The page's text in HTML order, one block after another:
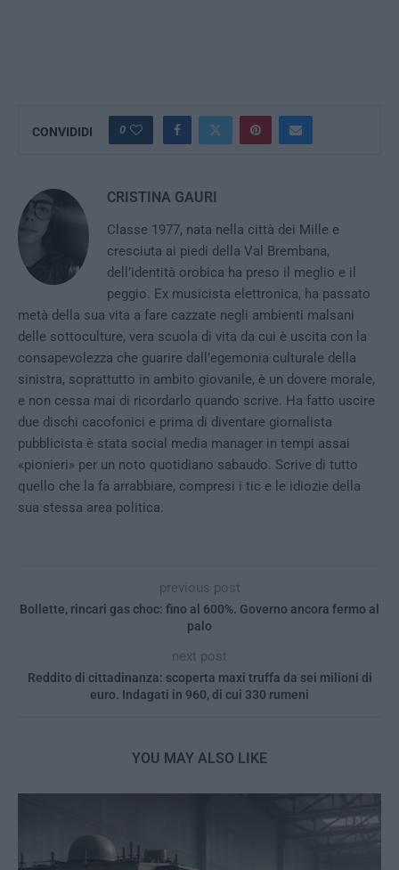
CONVIDIDI 0
CRISTINA GAURI
Classe 1977, nata nella città dei Mille e
cresciuta ai piedi della Val Brembana,
dell’identità orobica ha preso il meglio e il
peggio. Ex musicista elettronica, ha passato
metà della sua vita a fare cazzate negli ambienti malsani
delle sottoculture, vera scuola di vita da cui è uscita con la
consapevolezza che guarire dall’egemonia culturale della
sinistra, soprattutto in ambito giovanile, è un dovere morale,
e non cessa mai di ricordarlo quando scrive. Ha fatto uscire
due dischi cacofonici e prima di diventare giornalista
pubblicista è stata social media manager in tempi assai
«pionieri» per un noto quotidiano sabaudo. Scrive di tutto
quello che la fa arrabbiare, compresi i tic e le idiozie della
sua stessa area politica.
previous post
Bollette, rincari gas choc: fino al 600%. Governo ancora fermo al
palo
next post
Reddito di cittadinanza: scoperta maxi truffa da sei milioni di
euro. Indagati in 960, di cui 330 rumeni
YOU MAY ALSO LIKE